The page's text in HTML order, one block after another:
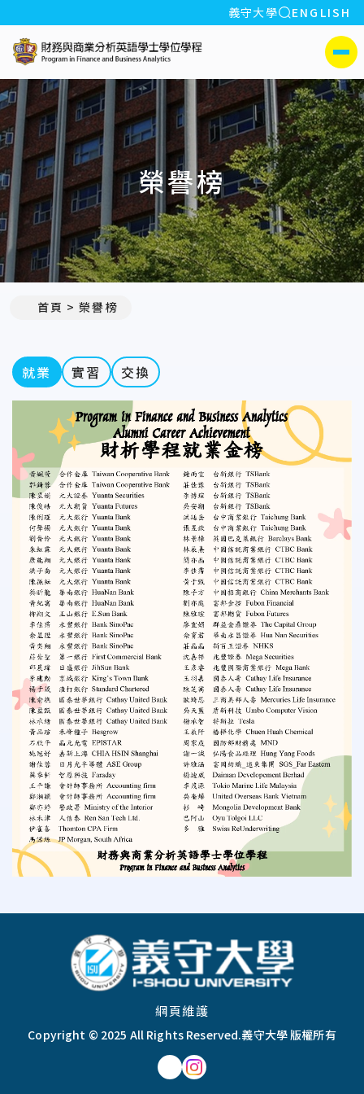
:::
義守大學 全站搜索
ENGLISH
義守大學財務與商業分
側選單
榮譽榜
首頁 榮譽榜
就業 實習 交換
Copyright © 2025 All Rights Reserved.義守大學 版權所有
網頁維護